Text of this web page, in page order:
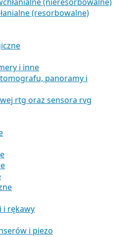
(nieresorbowalne)
(resorbowalne)
i inne
panoramy i
rtg oraz sensora rvg
i rękawy
i piezo